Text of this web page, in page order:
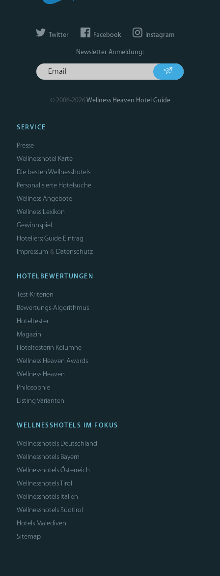
Twitter Facebook Instagram
Newsletter Anmeldung:
© 2006-2026Wellness Heaven Hotel Guide
SERVICE
Presse
Wellnesshotel Karte
Die besten Wellnesshotels
Personalisierte Hotelsuche
Wellness Angebote
Wellness Lexikon
Gewinnspiel
Hoteliers: Guide Eintrag
Impressum & Datenschutz
HOTELBEWERTUNGEN
Test-Kriterien
Bewertungs-Algorithmus
Hoteltester
Magazin
Hoteltesterin Kolumne
Wellness Heaven Awards
Wellness Heaven
Philosophie
Listing Varianten
WELLNESSHOTELS IM FOKUS
Wellnesshotels Deutschland
Wellnesshotels Bayern
Wellnesshotels Österreich
Wellnesshotels Tirol
Wellnesshotels Italien
Wellnesshotels Südtirol
Hotels Malediven
Sitemap